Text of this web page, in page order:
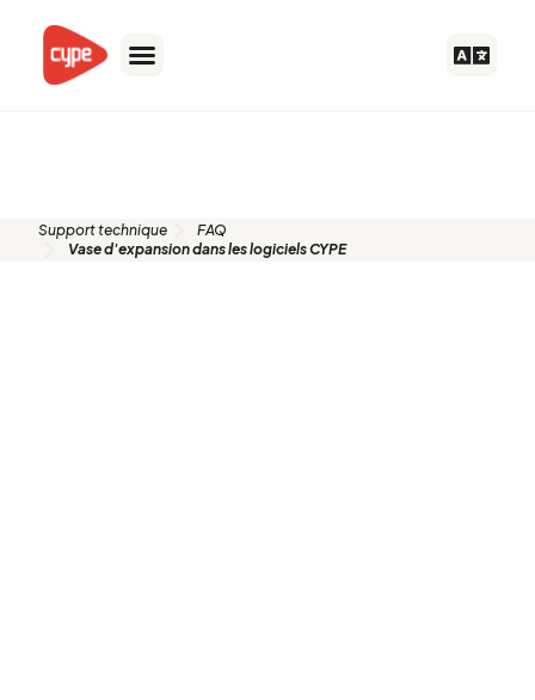
contenu
Support technique
FAQ
Vase d'expansion dans les logiciels CYPE